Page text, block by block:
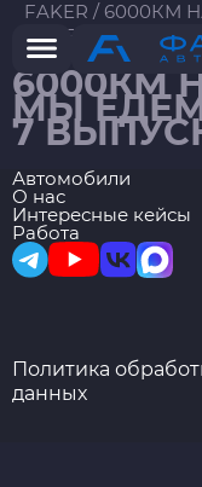
FAKER / 6000КМ
ДАГЕСТАН! | 7
6000КМ
МЫ ЕДЕМ
7
Автомобили
О нас
Интересные кейсы
Работа
Политика
данных